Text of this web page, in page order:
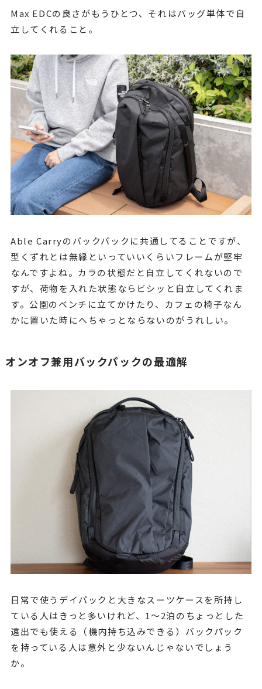
Max EDCの良さがもうひとつ、それはバッグ単体で自
立してくれること。
Able Carryのバックパックに共通してることですが、
型くずれとは無縁といっていいくらいフレームが堅牢
なんですよね。カラの状態だと自立してくれないので
すが、荷物を入れた状態ならビシッと自立してくれま
す。公園のベンチに立てかけたり、カフェの椅子なん
かに置いた時にへちゃっとならないのがうれしい。
オンオフ兼用バックパックの最適解
日常で使うデイパックと大きなスーツケースを所持し
ている人はきっと多いけれど、1〜2泊のちょっとした
遠出でも使える（機内持ち込みできる）バックパック
を持っている人は意外と少ないんじゃないでしょう
か。